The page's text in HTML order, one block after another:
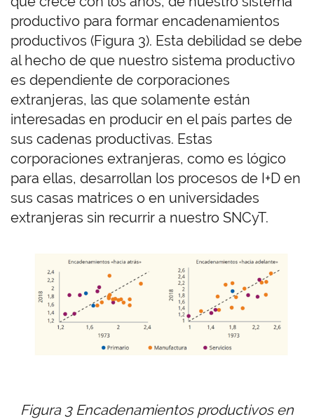
productivo para formar encadenamientos
productivos (Figura 3). Esta debilidad se debe
al hecho de que nuestro sistema productivo
es dependiente de corporaciones
extranjeras, las que solamente están
interesadas en producir en el país partes de
sus cadenas productivas. Estas
corporaciones extranjeras, como es lógico
para ellas, desarrollan los procesos de I+D en
sus casas matrices o en universidades
extranjeras sin recurrir a nuestro SNCyT.
Figura 3 Encadenamientos productivos en